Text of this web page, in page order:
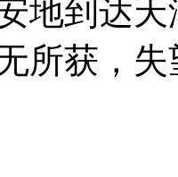
地到达
所获，